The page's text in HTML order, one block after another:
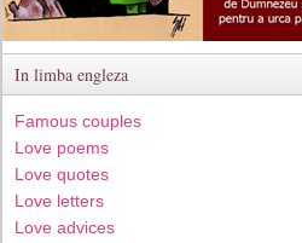
In limba engleza
Famous couples
Love poems
Love quotes
Love letters
Love advices